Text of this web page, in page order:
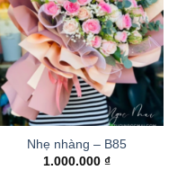
Nhẹ nhàng – B85
1.000.000 ₫